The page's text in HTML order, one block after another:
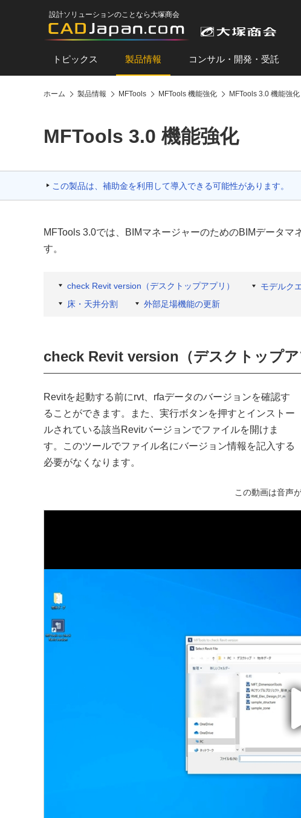
設計ソリューションのことなら大塚商会
トピックス 製品情報 コンサル・開発・受託
ホーム 製品情報 MFTools MFTools 機能強化 MFTools 3.0 機能強化
MFTools 3.0 機能強化
この製品は、補助金を利用して導入できる可能性があります。
MFTools 3.0では、BIMマネージャーのためのBIMデータ
す。
check Revit version（デスクトップアプリ） モデルク
床・天井分割
外部足場機能の更新
check Revit version（デスクトップア
Revitを起動する前にrvt、rfaデータのバージョンを確認す
ることができます。また、実行ボタンを押すとインストー
ルされている該当Revitバージョンでファイルを開けま
す。このツールでファイル名にバージョン情報を記入する
必要がなくなります。
この動画は音声